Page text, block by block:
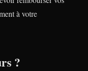
à votre
?